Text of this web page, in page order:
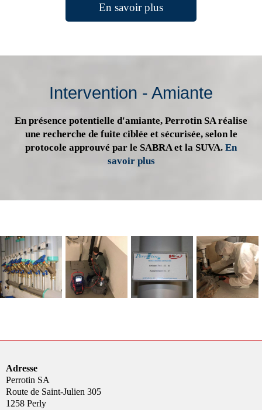
En savoir plus
Intervention - Amiante
En présence potentielle d'amiante, Perrotin SA réalise
une recherche de fuite ciblée et sécurisée, selon le
protocole approuvé par le SABRA et la SUVA. En
savoir plus
Adresse
Perrotin SA
Route de Saint-Julien 305
1258 Perly